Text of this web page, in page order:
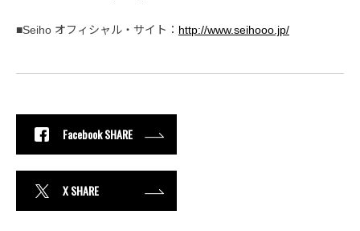
■Seiho オフィシャル・サイト： http://www.seihooo.jp/
Facebook SHARE
X SHARE